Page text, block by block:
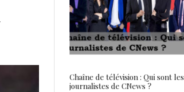
Chaîne de télévision : Qui sont les
journalistes de CNews ?